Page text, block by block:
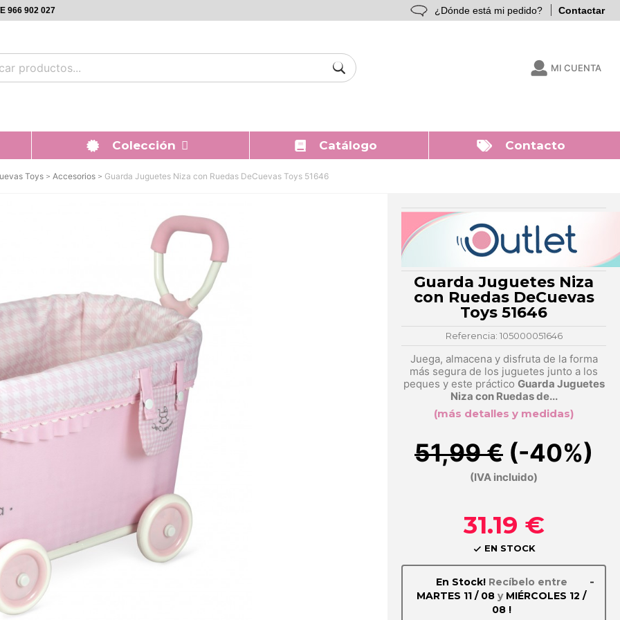
966 902 027 ¿Dónde está mi pedido? Contactar
MI CUENTA
Colección Catálogo Contacto
Toys Accesorios Guarda Juguetes Niza con Ruedas DeCuevas Toys 51646
Guarda Juguetes Niza
con Ruedas DeCuevas
Toys 51646
Referencia: 105000051646
Juega, almacena y disfruta de la forma
más segura de los juguetes junto a los
peques y este práctico Guarda Juguetes
Niza con Ruedas de...
(más detalles y medidas)
51,99 € (-40%)
(IVA incluido)
31.19 €
 EN STOCK
En Stock! Recíbelo entre
MARTES 11 / 08 y MIÉRCOLES 12 /
08 !
-